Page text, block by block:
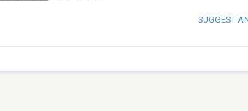
SUGGEST